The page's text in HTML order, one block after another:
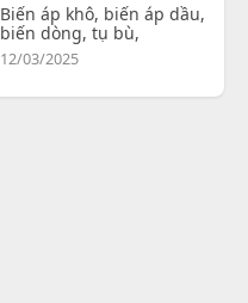
Biến áp khô, biến áp dầu,
biến dòng, tụ bù,
12/03/2025